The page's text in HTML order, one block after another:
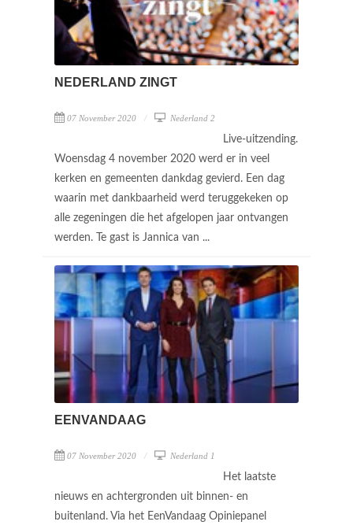
NEDERLAND ZINGT
07 November 2020 Nederland 2
Live-uitzending.
Woensdag 4 november 2020 werd er in veel
kerken en gemeenten dankdag gevierd. Een dag
waarin met dankbaarheid werd teruggekeken op
alle zegeningen die het afgelopen jaar ontvangen
werden. Te gast is Jannica van ...
EENVANDAAG
07 November 2020 Nederland 1
Het laatste
nieuws en achtergronden uit binnen- en
buitenland. Via het EenVandaag Opiniepanel